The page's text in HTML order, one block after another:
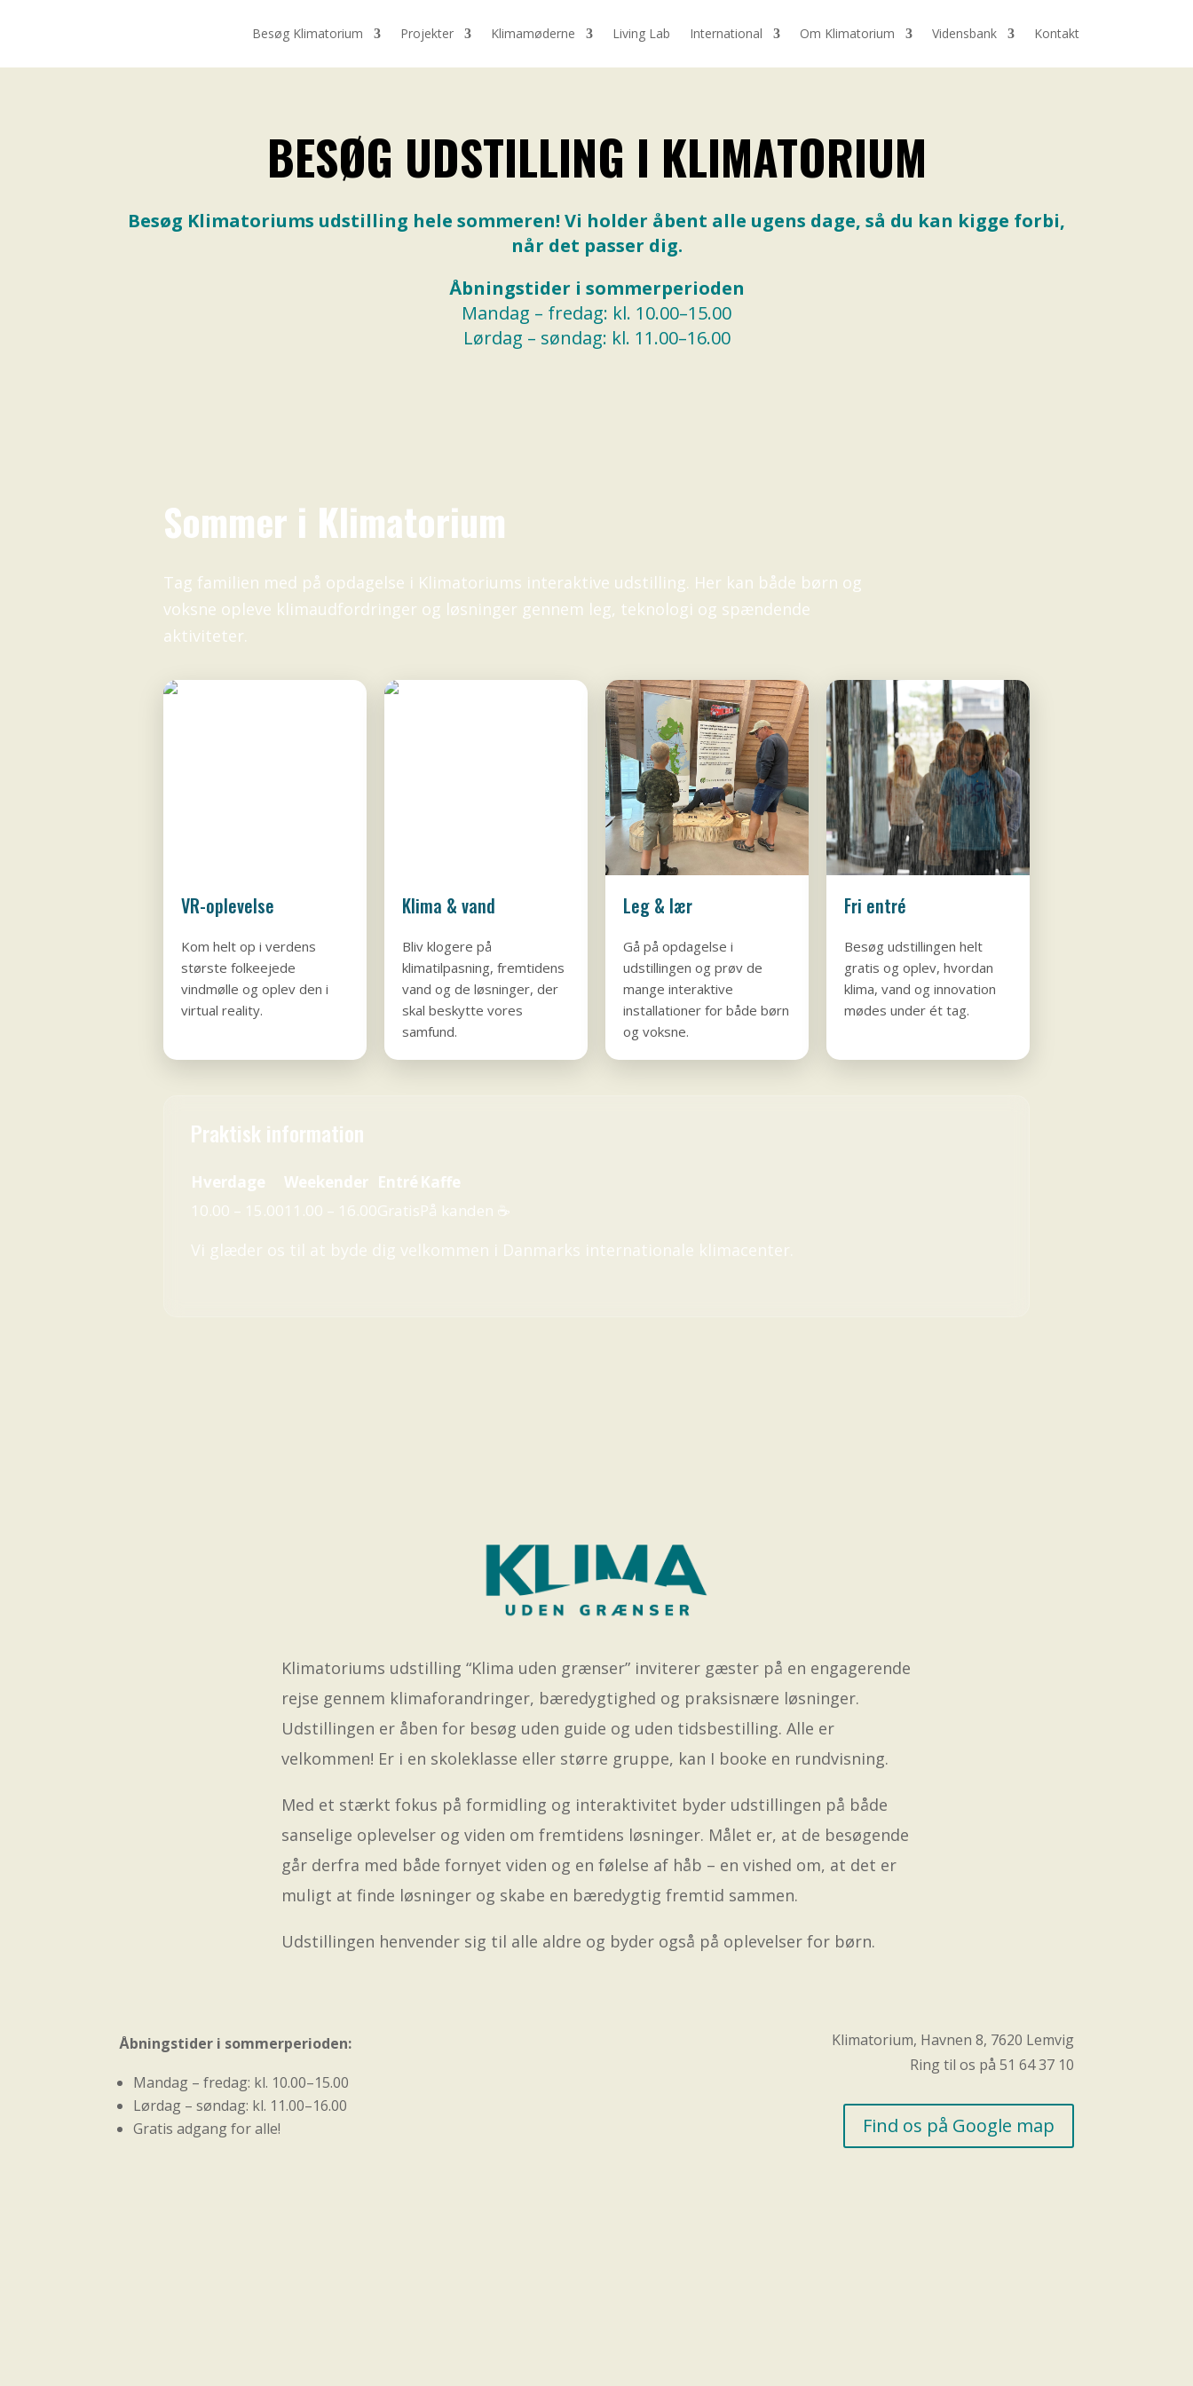
Besøg Klimatorium Projekter Klimamøderne Living Lab International Om Klimatorium Vidensbank Kontakt
BESØG UDSTILLING I KLIMATORIUM
Besøg Klimatoriums udstilling hele sommeren! Vi holder åbent alle ugens dage, så du kan kigge forbi,
når det passer dig.
Åbningstider i sommerperioden
Mandag – fredag: kl. 10.00–15.00
Lørdag – søndag: kl. 11.00–16.00
Sommer i Klimatorium
Tag familien med på opdagelse i Klimatoriums interaktive udstilling. Her kan både børn og
voksne opleve klimaudfordringer og løsninger gennem leg, teknologi og spændende
aktiviteter.
VR-oplevelse
Kom helt op i verdens
største folkeejede
vindmølle og oplev den i
virtual reality.
Klima & vand
Bliv klogere på
klimatilpasning, fremtidens
vand og de løsninger, der
skal beskytte vores
samfund.
Leg & lær
Gå på opdagelse i
udstillingen og prøv de
mange interaktive
installationer for både børn
og voksne.
Fri entré
Besøg udstillingen helt
gratis og oplev, hvordan
klima, vand og innovation
mødes under ét tag.
Praktisk information
Hverdage
10.00 – 15.00
Weekender
11.00 – 16.00
Entré
Gratis
Kaffe
På kanden ☕
Vi glæder os til at byde dig velkommen i Danmarks internationale klimacenter.
Klimatoriums udstilling “Klima uden grænser” inviterer gæster på en engagerende
rejse gennem klimaforandringer, bæredygtighed og praksisnære løsninger.
Udstillingen er åben for besøg uden guide og uden tidsbestilling. Alle er
velkommen! Er i en skoleklasse eller større gruppe, kan I booke en rundvisning.
Med et stærkt fokus på formidling og interaktivitet byder udstillingen på både
sanselige oplevelser og viden om fremtidens løsninger. Målet er, at de besøgende
går derfra med både fornyet viden og en følelse af håb – en vished om, at det er
muligt at finde løsninger og skabe en bæredygtig fremtid sammen.
Udstillingen henvender sig til alle aldre og byder også på oplevelser for børn.
Åbningstider i sommerperioden:
Mandag – fredag: kl. 10.00–15.00
Lørdag – søndag: kl. 11.00–16.00
Gratis adgang for alle!
Klimatorium, Havnen 8, 7620 Lemvig
Ring til os på 51 64 37 10
Find os på Google map